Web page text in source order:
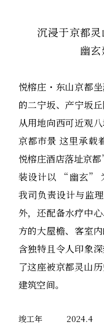
沉浸于京都
幽
悦榕庄・东山京都
的二宁坂、产宁坂
从用地向西可近观
京都市景 这里承载
悦榕庄酒店落址京
装设计以 “幽玄”
我司负责设计与监
外，还配备水疗中
方的大屋檐、客室
含独特且令人印象
了这座被京都灵山
建筑空间。
竣工年
2024.4